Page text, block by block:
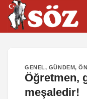
İçeriğe
atla
GENEL, GÜNDEM,
Öğretmen,
meşaledir!